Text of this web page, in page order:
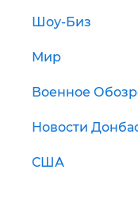
Шоу-Биз
Мир
Военное
Новости
США